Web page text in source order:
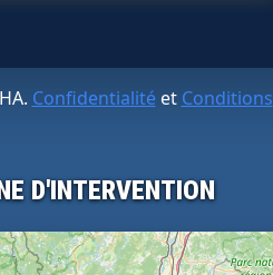
Confidentialitéet Conditions
D'INTERVENTION